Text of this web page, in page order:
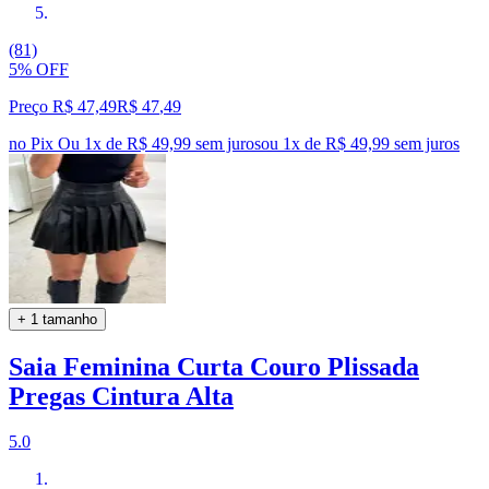
(81)
5% OFF
Preço R$ 47,49R$ 47,49
no Pix Ou 1x de R$ 49,99 sem jurosou 1x de R$ 49,99 sem juros
+ 1 tamanho
Saia Feminina Curta Couro Plissada
Pregas Cintura Alta
5.0